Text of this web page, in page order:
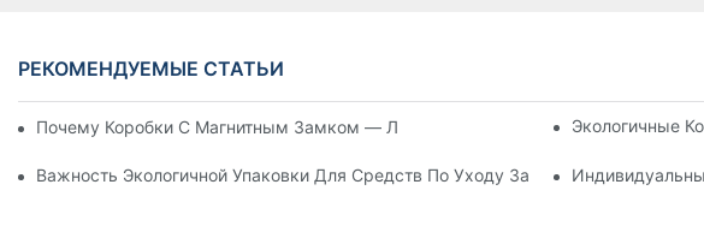
РЕКОМЕНДУЕМЫЕ СТАТЬИ
Почему Коробки С Магнитным Замком — Лучший Выбор Для УпаковкиЭкологичные
Важность Экологичной Упаковки Для Средств По Уходу За Кожей